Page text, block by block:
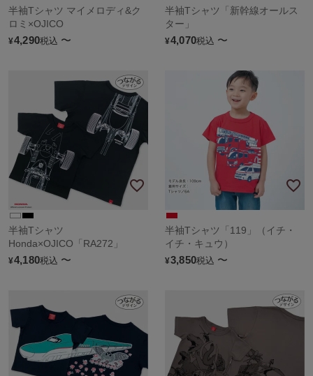
半袖Tシャツ マイメロディ&ク
ロミ×OJICO
¥4,290税込 〜
半袖Tシャツ「新幹線オールス
ター」
¥4,070税込 〜
半袖Tシャツ
Honda×OJICO「RA272」
¥4,180税込 〜
半袖Tシャツ「119」（イチ・
イチ・キュウ）
¥3,850税込 〜